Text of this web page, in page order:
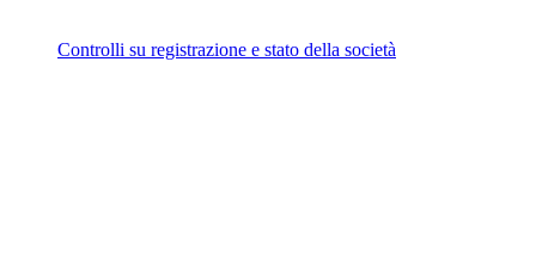
Controlli su registrazione e stato della società